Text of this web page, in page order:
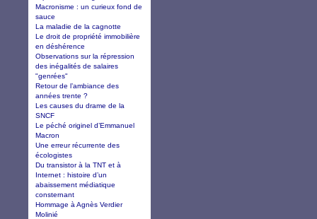
Macronisme : un curieux fond de
sauce
La maladie de la cagnotte
Le droit de propriété immobilière
en déshérence
Observations sur la répression
des inégalités de salaires
"genrées"
Retour de l’ambiance des
années trente ?
Les causes du drame de la
SNCF
Le péché originel d’Emmanuel
Macron
Une erreur récurrente des
écologistes
Du transistor à la TNT et à
Internet : histoire d’un
abaissement médiatique
consternant
Hommage à Agnès Verdier
Molinié